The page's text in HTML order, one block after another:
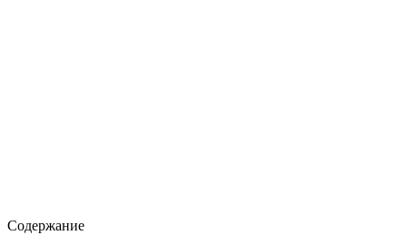
Содержание